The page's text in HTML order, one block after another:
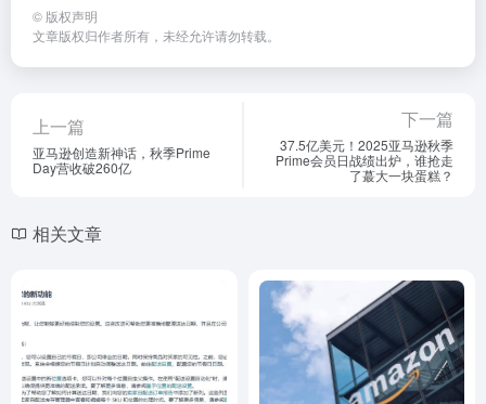
© 版权声明
文章版权归作者所有，未经允许请勿转载。
上一篇
亚马逊创造新神话，秋季Prime
Day营收破260亿
下一篇
37.5亿美元！2025亚马逊秋季
Prime会员日战绩出炉，谁抢走
了蕞大一块蛋糕？
相关文章